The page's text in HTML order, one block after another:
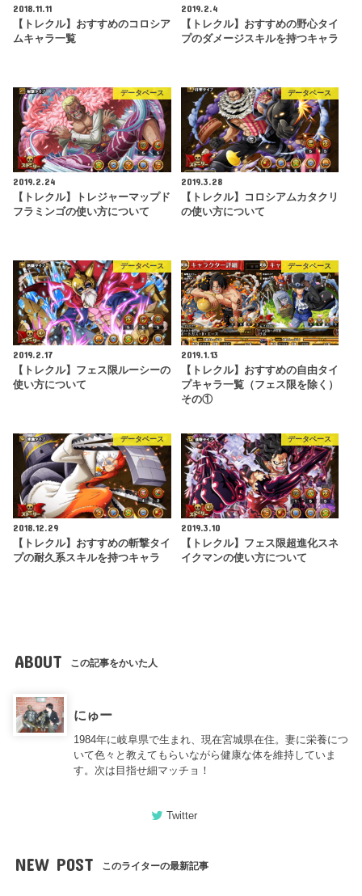
2018.11.11
【トレクル】おすすめのコロシア
ムキャラ一覧
2019.2.4
【トレクル】おすすめの野心タイ
プのダメージスキルを持つキャラ
データベース
2019.2.24
【トレクル】トレジャーマップド
フラミンゴの使い方について
データベース
2019.3.28
【トレクル】コロシアムカタクリ
の使い方について
データベース
2019.2.17
【トレクル】フェス限ルーシーの
使い方について
データベース
2019.1.13
【トレクル】おすすめの自由タイ
プキャラ一覧（フェス限を除く）
その①
データベース
2018.12.29
【トレクル】おすすめの斬撃タイ
プの耐久系スキルを持つキャラ
データベース
2019.3.10
【トレクル】フェス限超進化スネ
イクマンの使い方について
ABOUT この記事をかいた人
にゅー
1984年に岐阜県で生まれ、現在宮城県在住。妻に栄養につ
いて色々と教えてもらいながら健康な体を維持していま
す。次は目指せ細マッチョ！
Twitter
NEW POST このライターの最新記事